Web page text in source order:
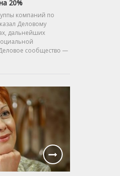
20%
компаний по
Деловому
дальнейших
сообщество —